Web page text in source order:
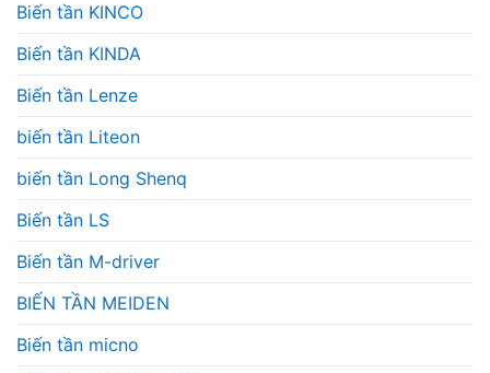
Biến tần KINCO
Biến tần KINDA
Biến tần Lenze
biến tần Liteon
biến tần Long Shenq
Biến tần LS
Biến tần M-driver
BIẾN TẦN MEIDEN
Biến tần micno